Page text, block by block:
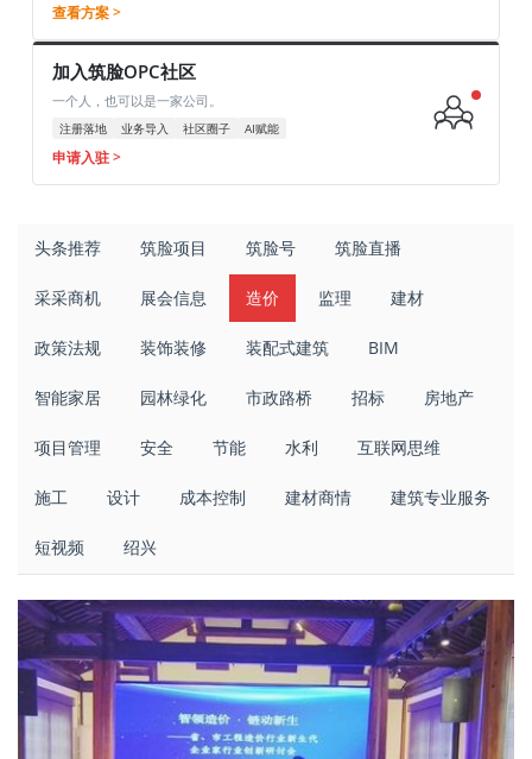
查看方案 >
加入筑脸OPC社区
一个人，也可以是一家公司。
注册落地 业务导入 社区圈子 AI赋能
申请入驻 >
头条推荐 筑脸项目 筑脸号 筑脸直播
采采商机 展会信息 造价 监理 建材
政策法规 装饰装修 装配式建筑 BIM
智能家居 园林绿化 市政路桥 招标 房地产
项目管理 安全 节能 水利 互联网思维
施工 设计 成本控制 建材商情 建筑专业服务
短视频 绍兴